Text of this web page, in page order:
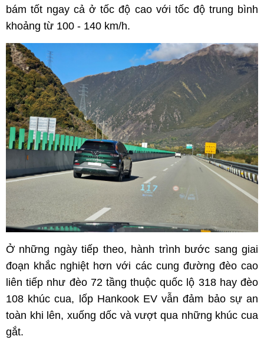
bám tốt ngay cả ở tốc độ cao với tốc độ trung bình
khoảng từ 100 - 140 km/h.
Ở những ngày tiếp theo, hành trình bước sang giai
đoạn khắc nghiệt hơn với các cung đường đèo cao
liên tiếp như đèo 72 tầng thuộc quốc lộ 318 hay đèo
108 khúc cua, lốp Hankook EV vẫn đảm bảo sự an
toàn khi lên, xuống dốc và vượt qua những khúc cua
gắt.